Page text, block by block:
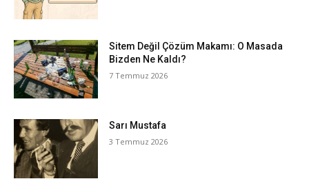
Sitem Değil Çözüm Makamı: O Masada
Bizden Ne Kaldı?
7 Temmuz 2026
Sarı Mustafa
3 Temmuz 2026